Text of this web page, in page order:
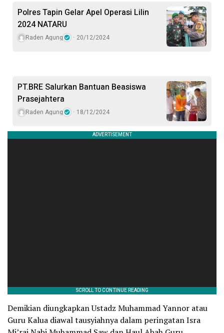
Polres Tapin Gelar Apel Operasi Lilin
2024 NATARU
Raden Agung 20/12/2024
PT.BRE Salurkan Bantuan Beasiswa
Prasejahtera
Raden Agung 18/12/2024
Demikian diungkapkan Ustadz Muhammad Yannor atau
Guru Kalua diawal tausyiahnya dalam peringatan Isra